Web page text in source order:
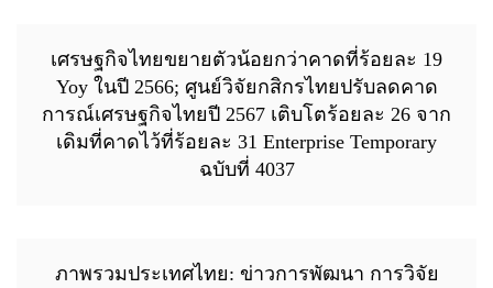
เศรษฐกิจไทยขยายตัวน้อยกว่าคาดที่ร้อยละ 19
Yoy ในปี 2566; ศูนย์วิจัยกสิกรไทยปรับลดคาด
การณ์เศรษฐกิจไทยปี 2567 เติบโตร้อยละ 26 จาก
เดิมที่คาดไว้ที่ร้อยละ 31 Enterprise Temporary
ฉบับที่ 4037
ภาพรวมประเทศไทย: ข่าวการพัฒนา การวิจัย